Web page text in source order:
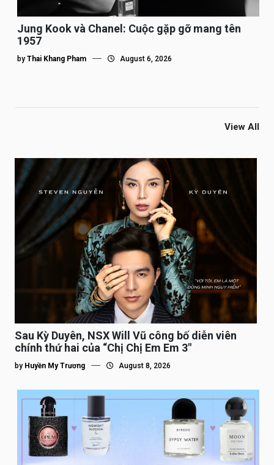
Jung Kook và Chanel: Cuộc gặp gỡ mang tên
1957
by Thai Khang Pham August 6, 2026
View All
Sau Kỳ Duyên, NSX Will Vũ công bố diễn viên
chính thứ hai của “Chị Chị Em Em 3″
by Huyền My Trương August 8, 2026